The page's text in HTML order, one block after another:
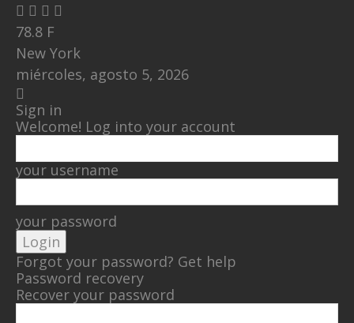
78.8 F
New York
miércoles, agosto 5, 2026
Sign in
Welcome! Log into your account
your username
your password
Forgot your password? Get help
Password recovery
Recover your password